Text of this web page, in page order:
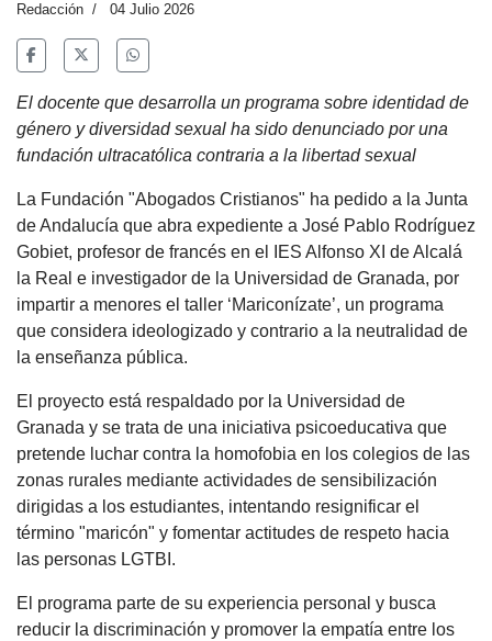
Redacción 04 Julio 2026
El docente que desarrolla un programa sobre identidad de
género y diversidad sexual ha sido denunciado por una
fundación ultracatólica contraria a la libertad sexual
La Fundación "Abogados Cristianos" ha pedido a la Junta
de Andalucía que abra expediente a José Pablo Rodríguez
Gobiet, profesor de francés en el IES Alfonso XI de Alcalá
la Real e investigador de la Universidad de Granada, por
impartir a menores el taller ‘Mariconízate’, un programa
que considera ideologizado y contrario a la neutralidad de
la enseñanza pública.
El proyecto está respaldado por la Universidad de
Granada y se trata de una iniciativa psicoeducativa que
pretende luchar contra la homofobia en los colegios de las
zonas rurales mediante actividades de sensibilización
dirigidas a los estudiantes, intentando resignificar el
término "maricón" y fomentar actitudes de respeto hacia
las personas LGTBI.
El programa parte de su experiencia personal y busca
reducir la discriminación y promover la empatía entre los